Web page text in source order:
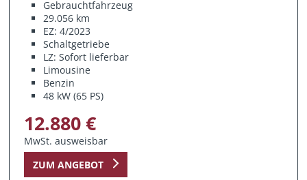
Gebrauchtfahrzeug
29.056 km
EZ: 4/2023
Schaltgetriebe
LZ: Sofort lieferbar
Limousine
Benzin
48 kW (65 PS)
12.880 €
MwSt. ausweisbar
ZUM ANGEBOT